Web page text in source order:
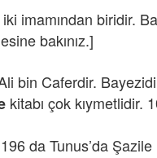
imamından biridir.
bakınız.]
bin Caferdir.
kitabı çok kıymetlidir.
da Tunus’da